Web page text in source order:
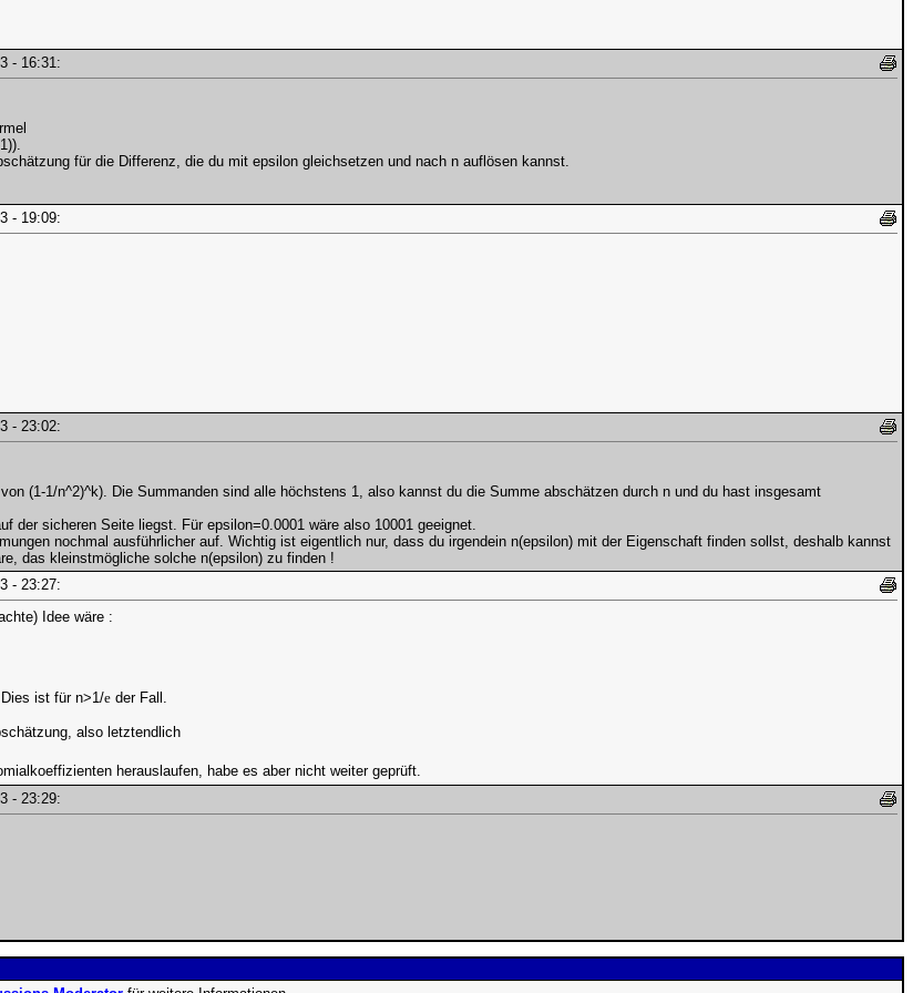
- 16:31:
für die Differenz, die du mit epsilon gleichsetzen und nach n auflösen kannst.
- 19:09:
- 23:02:
(1-1/n^2)^k). Die Summanden sind alle höchstens 1, also kannst du die Summe abschätzen durch n und du hast insgesamt
der sicheren Seite liegst. Für epsilon=0.0001 wäre also 10001 geeignet.
nochmal ausführlicher auf. Wichtig ist eigentlich nur, dass du irgendein n(epsilon) mit der Eigenschaft finden sollst, deshalb kannst
das kleinstmögliche solche n(epsilon) zu finden !
- 23:27:
Idee wäre :
. Dies ist für n>1/e der Fall.
also letztendlich
herauslaufen, habe es aber nicht weiter geprüft.
- 23:29: